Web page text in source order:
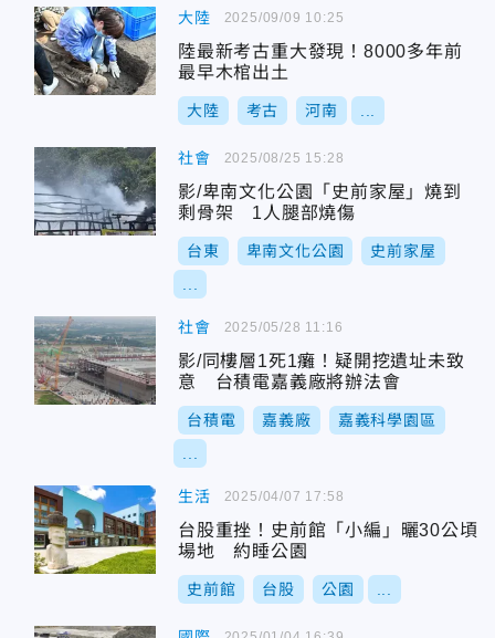
大陸
陸最新考古重大發現！8000多年前
最早木棺出土
大陸 考古 河南
2025/09/09 10:25
社會
影/卑南文化公園「史前家屋」燒到
剩骨架 1人腿部燒傷
台東 卑南文化公園 史前家屋
2025/08/25 15:28
社會
影/同樓層1死1癱！疑開挖遺址未致
意 台積電嘉義廠將辦法會
台積電 嘉義廠 嘉義科學園區
2025/05/28 11:16
生活
台股重挫！史前館「小編」曬30公頃
場地 約睡公園
史前館 台股 公園
2025/04/07 17:58